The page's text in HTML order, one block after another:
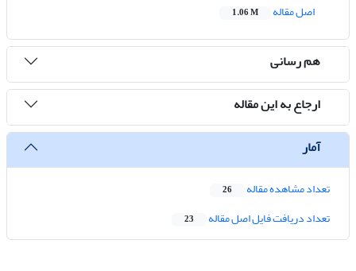
اصل مقاله
1.06 M
هم رسانی
ارجاع به این مقاله
آمار
تعداد مشاهده مقاله 26
تعداد دریافت فایل اصل مقاله 23